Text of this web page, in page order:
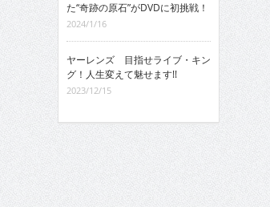
た“奇跡の原石”がDVDに初挑戦！
2024/1/16
ヤーレンズ 目指せライブ・キン
グ！人生変えて魅せます!!
2023/12/15